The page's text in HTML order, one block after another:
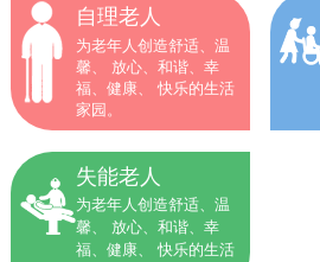
自理老人
为老年人创造舒适、温
馨、 放心、和谐、幸
福、健康、 快乐的生活
家园。
失能老人
为老年人创造舒适、温
馨、 放心、和谐、幸
福、健康、 快乐的生活